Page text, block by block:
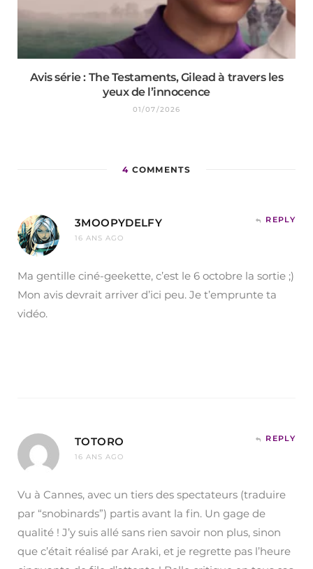
Avis série : The Testaments, Gilead à travers les
yeux de l’innocence
01/07/2026
4 COMMENTS
3MOOPYDELFY
16 ANS AGO
REPLY
Ma gentille ciné-geekette, c’est le 6 octobre la sortie ;)
Mon avis devrait arriver d’ici peu. Je t’emprunte ta
vidéo.
TOTORO
16 ANS AGO
REPLY
Vu à Cannes, avec un tiers des spectateurs (traduire
par “snobinards”) partis avant la fin. Un gage de
qualité ! J’y suis allé sans rien savoir non plus, sinon
que c’était réalisé par Araki, et je regrette pas l’heure